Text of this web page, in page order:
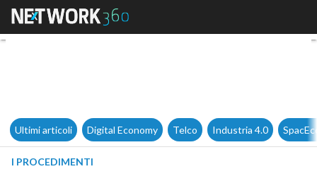
Cloud, l’Antitrust indaga su
Ultimi articoli Digital Economy Telco Industria 4.0
I PROCEDIMENTI